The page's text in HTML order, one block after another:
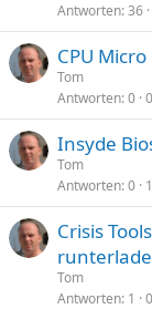
Antworten 36
CPU Micro
Tom
Antworten 0
Insyde
Tom
Antworten 0
Crisis
Tom
Antworten 1